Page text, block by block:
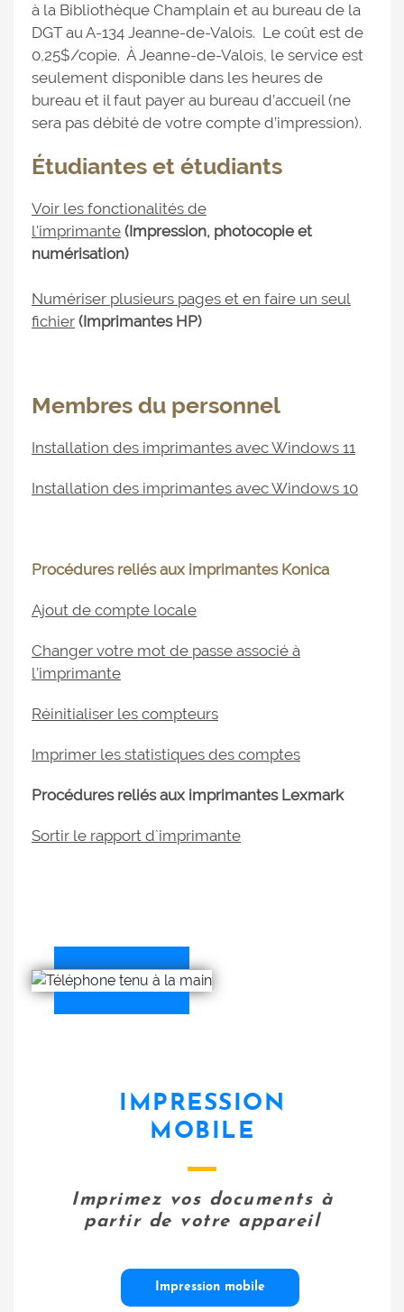
à la Bibliothèque Champlain et au bureau de la
DGT au A-134 Jeanne-de-Valois. Le coût est de
0,25$/copie. À Jeanne-de-Valois, le service est
seulement disponible dans les heures de
bureau et il faut payer au bureau d’accueil (ne
sera pas débité de votre compte d’impression).
Étudiantes et étudiants
Voir les fonctionalités de
l'imprimante (Impression, photocopie et
numérisation)
Numériser plusieurs pages et en faire un seul
fichier (Imprimantes HP)
Membres du personnel
Installation des imprimantes avec Windows 11
Installation des imprimantes avec Windows 10
Procédures reliés aux imprimantes Konica
Ajout de compte locale
Changer votre mot de passe associé à
l’imprimante
Réinitialiser les compteurs
Imprimer les statistiques des comptes
Procédures reliés aux imprimantes Lexmark
Sortir le rapport d`imprimante
IMPRESSION
MOBILE
Imprimez vos documents à
partir de votre appareil
Impression mobile